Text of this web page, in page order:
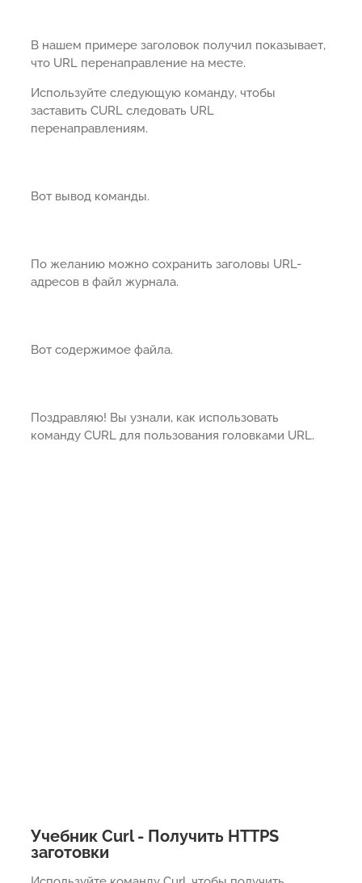
В нашем примере заголовок получил показывает,
что URL перенаправление на месте.
Используйте следующую команду, чтобы
заставить CURL следовать URL
перенаправлениям.
Вот вывод команды.
По желанию можно сохранить заголовы URL-
адресов в файл журнала.
Вот содержимое файла.
Поздравляю! Вы узнали, как использовать
команду CURL для пользования головками URL.
Учебник Curl - Получить HTTPS
заготовки